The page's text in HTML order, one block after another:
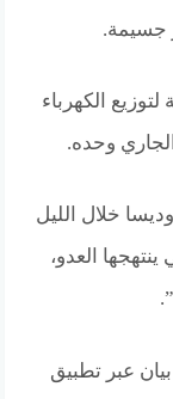
جسيمة.
فرعية لتوزيع الكهرباء
وحده.
خلال الليل
العدو،
عبر تطبيق